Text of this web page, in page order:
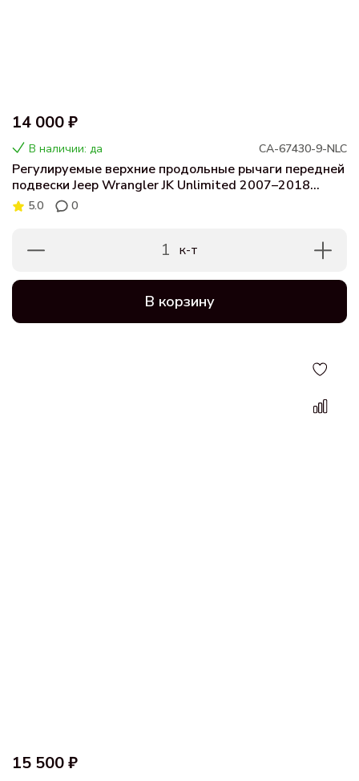
14 000 ₽
В наличии: да CA-67430-9-NLC
Регулируемые верхние продольные рычаги передней
подвески Jeep Wrangler JK Unlimited 2007–2018
(лифт 0–6", комплект 2 шт.)
5.0 0
1 к-т
В корзину
15 500 ₽